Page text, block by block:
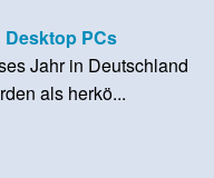
PCs
Jahr in Deutschland
als herkö...